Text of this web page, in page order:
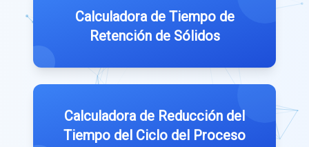
Calculadora de Tiempo de
Retención de Sólidos
Calculadora de Reducción del
Tiempo del Ciclo del Proceso